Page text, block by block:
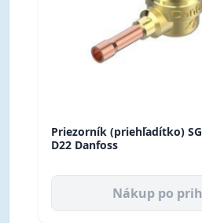
Priezorník (priehľadítko)
D22 Danfoss
Nákup po